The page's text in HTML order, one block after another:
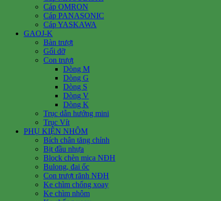
Cáp OMRON
Cáp PANASONIC
Cáp YASKAWA
GAOJ-K
Bàn trượt
Gối đỡ
Con trượt
Dòng M
Dòng G
Dòng S
Dòng V
Dòng K
Trục dẫn hướng mini
Trục Vít
PHỤ KIỆN NHÔM
Bích chân tăng chỉnh
Bịt đầu nhựa
Block chèn mica NĐH
Bulong, đai ốc
Con trượt rãnh NĐH
Ke chìm chống xoay
Ke chìm nhôm